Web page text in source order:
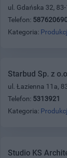
ul. Gdańska 32,
Telefon:
Kategoria:
Starbud Sp. z
ul. Łazienna 11a,
Telefon: 5313921
Kategoria:
Studio KS